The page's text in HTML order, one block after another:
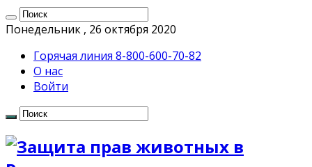
Понедельник , 26 октября 2020
Горячая линия 8-800-600-70-82
О нас
Войти